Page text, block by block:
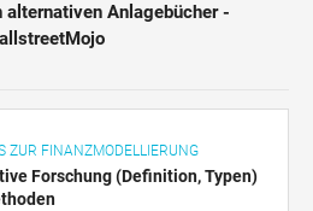
alternativen Anlagebücher -
ZUR FINANZMODELLIERUNG
Forschung (Definition, Typen)